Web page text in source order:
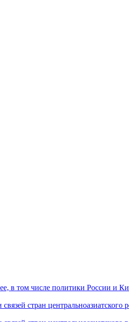
том числе политики России и
стран центральноазиатского